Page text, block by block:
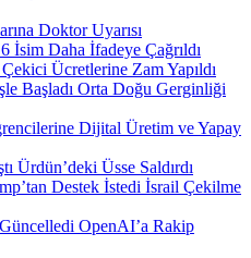
Doktor Uyarısı
İsim Daha İfadeye Çağrıldı
Ücretlerine Zam Yapıldı
Başladı Orta Doğu Gerginliği
Dijital Üretim ve Yapay
Ürdün’deki Üsse Saldırdı
Destek İstedi İsrail Çekilme
OpenAI’a Rakip